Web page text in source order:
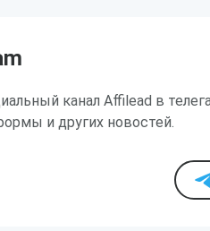
канал Affilead в
и других новостей.